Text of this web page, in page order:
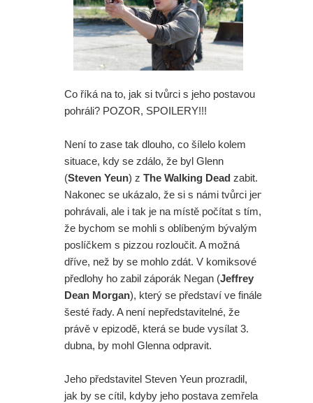
Co říká na to, jak si tvůrci s jeho postavou
pohráli? POZOR, SPOILERY!!!
Není to zase tak dlouho, co šílelo kolem
situace, kdy se zdálo, že byl Glenn
(Steven Yeun) z The Walking Dead zabit.
Nakonec se ukázalo, že si s námi tvůrci jen
pohrávali, ale i tak je na místě počítat s tím,
že bychom se mohli s oblíbeným bývalým
poslíčkem s pizzou rozloučit. A možná
dříve, než by se mohlo zdát. V komiksové
předlohy ho zabil záporák Negan (Jeffrey
Dean Morgan), který se představí ve finále
šesté řady. A není nepředstavitelné, že
právě v epizodě, která se bude vysílat 3.
dubna, by mohl Glenna odpravit.
Jeho představitel Steven Yeun prozradil,
jak by se cítil, kdyby jeho postava zemřela